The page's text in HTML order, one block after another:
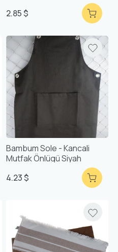
2.85 $
Bambum Sole - Kancali
Mutfak Önlügü Siyah
4.23 $